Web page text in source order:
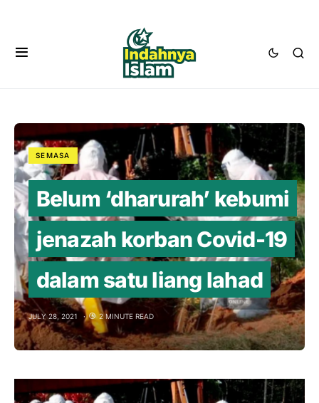
SEMASA
Belum ‘dharurah’ kebumi
jenazah korban Covid-19
dalam satu liang lahad
JULY 28, 2021 2 MINUTE READ